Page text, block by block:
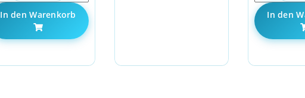
In den Warenkorb In den